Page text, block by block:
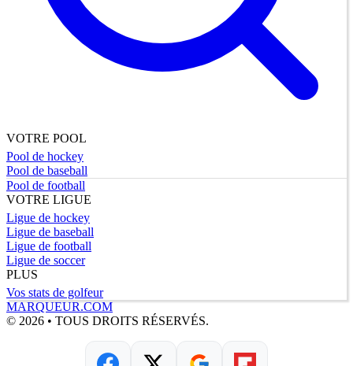
VOTRE POOL
Pool de hockey
Pool de baseball
Pool de football
VOTRE LIGUE
Ligue de hockey
Ligue de baseball
Ligue de football
Ligue de soccer
PLUS
Vos stats de golfeur
MARQUEUR.COM
© 2026 • TOUS DROITS RÉSERVÉS.